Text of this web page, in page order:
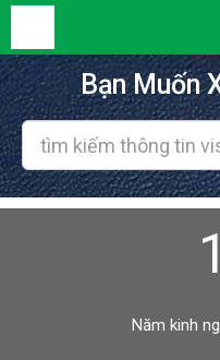
Bạn Muốn
Năm kinh